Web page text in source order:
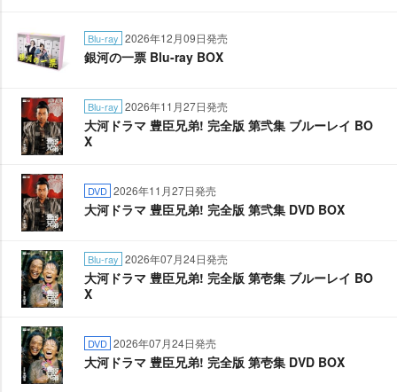
Blu-ray 2026年12月09日発売
銀河の一票 Blu-ray BOX
Blu-ray 2026年11月27日発売
大河ドラマ 豊臣兄弟! 完全版 第弐集 ブルーレイ BO
X
DVD 2026年11月27日発売
大河ドラマ 豊臣兄弟! 完全版 第弐集 DVD BOX
Blu-ray 2026年07月24日発売
大河ドラマ 豊臣兄弟! 完全版 第壱集 ブルーレイ BO
X
DVD 2026年07月24日発売
大河ドラマ 豊臣兄弟! 完全版 第壱集 DVD BOX